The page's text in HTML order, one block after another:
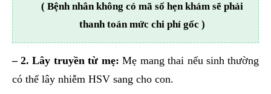
( Bệnh nhân không có mã số hẹn khám sẽ phải
thanh toán mức chi phí gốc )
– 2. Lây truyền từ mẹ: Mẹ mang thai nếu sinh thường
có thể lây nhiễm HSV sang cho con.